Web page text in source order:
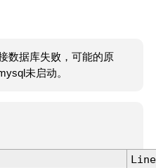
数据库失败，可能的原
未启动。
Line